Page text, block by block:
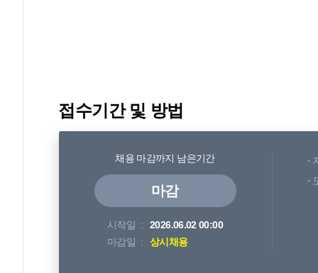
접수기간 및 방법
채용 마감까지 남은기간
마감
시작일
2026.06.02 00:00
마감일
상시채용